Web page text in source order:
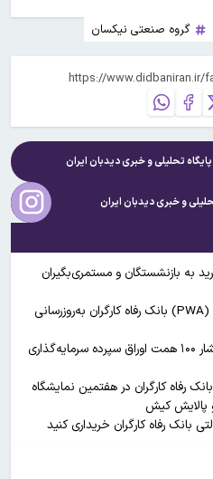
گروه صنعتی نیکسان
تحلیلی و خبریدیدبان ایران
و خبریدیدبان ایران
تومانی خرید به بازنشستگان و مستمری‌بگیران
سامانه موبایل بانک مبتنی بر وب (PWA) بانک رفاه کارگران به‌روزرسانی
آمادگی بانک رفاه کارگران برای انتشار ۱۰۰ همت اوراق سپرده سرمایه‌گذاری
رفاه کارگران در هفتمین نمایشگاه
پالایش کیش
بانک رفاه کارگران خریداری کنید